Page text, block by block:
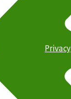
Privacy